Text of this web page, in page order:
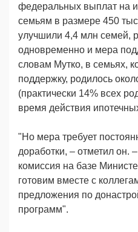
федеральных выплат на
семьям в размере 450
улучшили 4,4 млн семей,
одновременно и мера
словам Мутко, в семьях,
поддержку, родилось
(практически 14% всех
время действия
"Но мера требует
доработки, – отметил он.
комиссия на базе
готовим вместе с
предложения по
программ".